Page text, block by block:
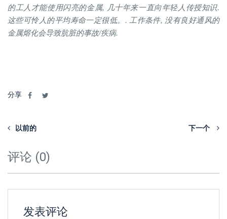
的工人才能使用闪亮的金属, 几十年来一直向年轻人传授知识.
这些可怜人的平均寿命一定很低。. 工作条件, 没有良好通风的
金属熔化会导致肮脏的事故/疾病.
分享
以前的 下一个
评论 (0)
发表评论